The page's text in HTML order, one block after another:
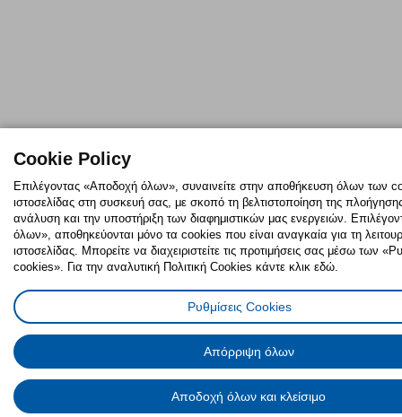
Cookie Policy
Επιλέγοντας «Αποδοχή όλων», συναινείτε στην αποθήκευση όλων των
ιστοσελίδας στη συσκευή σας, με σκοπό τη βελτιστοποίηση της
ανάλυση και την υποστήριξη των διαφημιστικών μας ενεργειών.
όλων», αποθηκεύονται μόνο τα cookies που είναι αναγκαία για τη
ιστοσελίδας. Μπορείτε να διαχειριστείτε τις προτιμήσεις σας μέσω των
cookies». Για την αναλυτική Πολιτική Cookies κάντε κλικ εδώ.
Ρυθμίσεις Cookies
Απόρριψη όλων
Αποδοχή όλων και κλείσιμο